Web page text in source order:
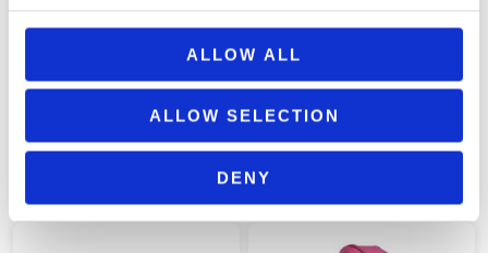
ALLOW ALL
ALLOW SELECTION
DENY
& PARENTAL CONTROL – GRAY
89,99€ (incl. VAT)
TRAINING WHEELS
139,99€ (incl. VAT)